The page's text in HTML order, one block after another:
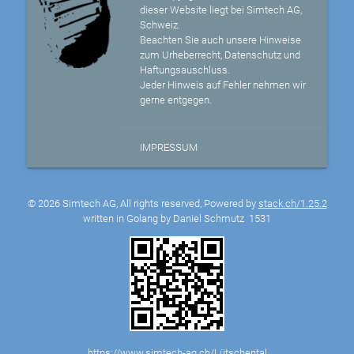
dieser Website liegt bei Simtech AG,
Schweiz.
Beachten Sie auch unsere Hinweise
zum Urheberrecht, Datenschutz und
Haftungsauschluss.
Jeder Hinweis auf Fehler nehmen wir
gerne entgegen.
IMPRESSUM
© 2026 Simtech AG, All rights reserved, Powered by stack.ch/1.25.2
written in Golang by Daniel Schmutz 1531